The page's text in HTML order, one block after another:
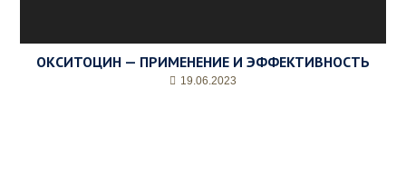
ОКСИТОЦИН — ПРИМЕНЕНИЕ И ЭФФЕКТИВНОСТЬ
19.06.2023